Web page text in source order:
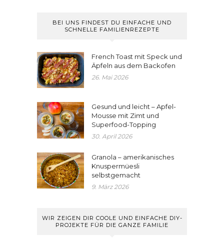
BEI UNS FINDEST DU EINFACHE UND
SCHNELLE FAMILIENREZEPTE
French Toast mit Speck und
Äpfeln aus dem Backofen
26. Mai 2026
Gesund und leicht – Apfel-
Mousse mit Zimt und
Superfood-Topping
30. April 2026
Granola – amerikanisches
Knuspermüesli
selbstgemacht
9. März 2026
WIR ZEIGEN DIR COOLE UND EINFACHE DIY-
PROJEKTE FÜR DIE GANZE FAMILIE